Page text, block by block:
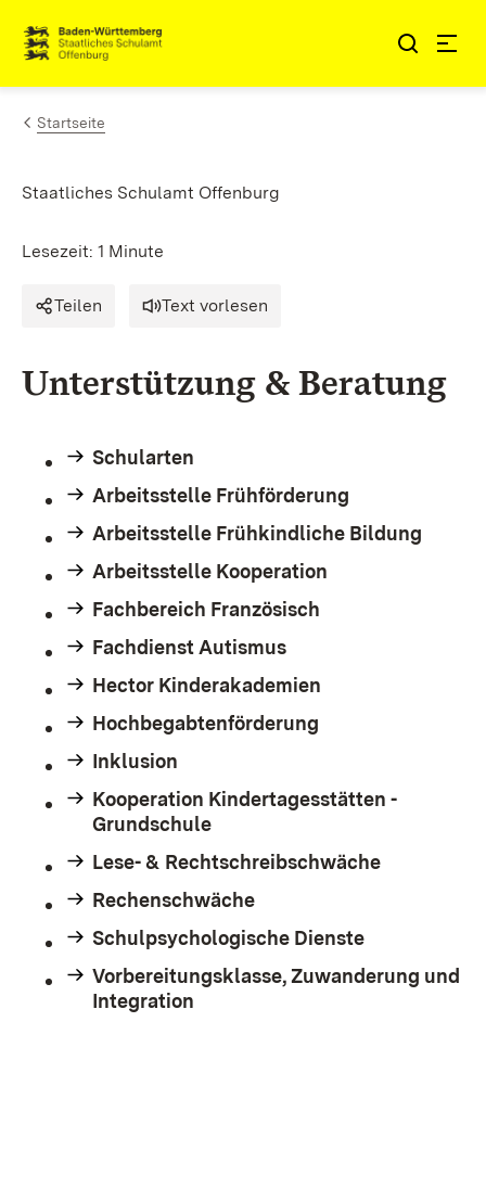
Zum Inhalt springen
Link zur Startseite
Startseite
Staatliches Schulamt Offenburg
Lesezeit: 1 Minute
Teilen Text vorlesen
Unterstützung & Beratung
Schularten
Arbeitsstelle Frühförderung
Arbeitsstelle Frühkindliche Bildung
Arbeitsstelle Kooperation
Fachbereich Französisch
Fachdienst Autismus
Hector Kinderakademien
Hochbegabtenförderung
Inklusion
Kooperation Kindertagesstätten -
Grundschule
Lese- & Rechtschreibschwäche
Rechenschwäche
Schulpsychologische Dienste
Vorbereitungsklasse, Zuwanderung und
Integration